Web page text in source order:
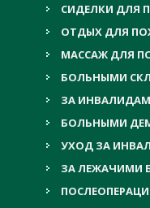
СИДЕЛКИ ДЛЯ
ОТДЫХ ДЛЯ
МАССАЖ ДЛЯ
БОЛЬНЫМИ
ЗА
БОЛЬНЫМИ
УХОД ЗА
ЗА ЛЕЖАЧИМИ